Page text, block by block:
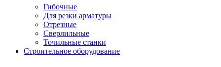
Гибочные
Для резки арматуры
Отрезные
Сверлильные
Точильные станки
Строительное оборудование